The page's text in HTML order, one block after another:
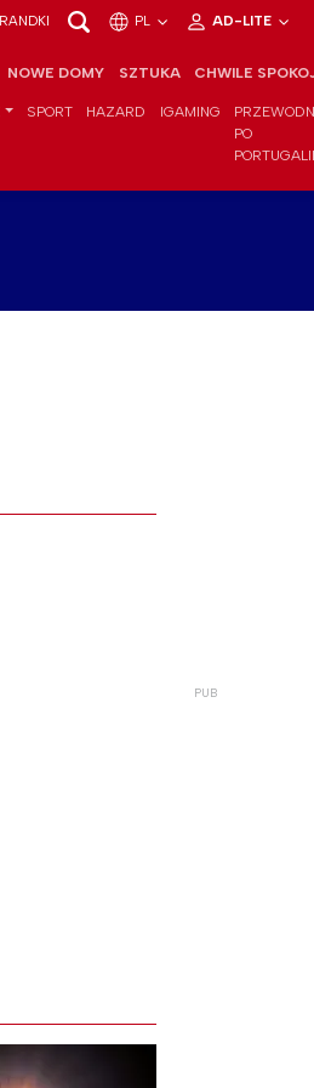
RANDKI PL AD-LITE
NOWE DOMY SZTUKA CHWILE
SPORT HAZARD IGAMING
PO
PORTUGALII